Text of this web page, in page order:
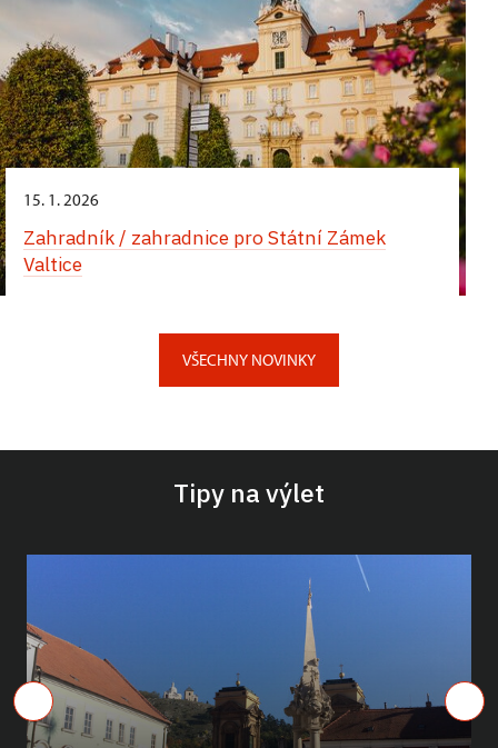
15. 1. 2026
Zahradník / zahradnice pro Státní Zámek
Valtice
VŠECHNY NOVINKY
Tipy na výlet